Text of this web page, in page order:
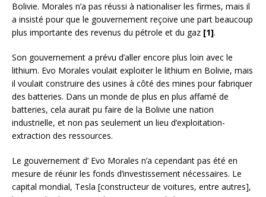
Bolivie. Morales n’a pas réussi à nationaliser les firmes, mais il
a insisté pour que le gouvernement reçoive une part beaucoup
plus importante des revenus du pétrole et du gaz [1].
Son gouvernement a prévu d’aller encore plus loin avec le
lithium. Evo Morales voulait exploiter le lithium en Bolivie, mais
il voulait construire des usines à côté des mines pour fabriquer
des batteries. Dans un monde de plus en plus affamé de
batteries, cela aurait pu faire de la Bolivie une nation
industrielle, et non pas seulement un lieu d’exploitation-
extraction des ressources.
Le gouvernement d’ Evo Morales n’a cependant pas été en
mesure de réunir les fonds d’investissement nécessaires. Le
capital mondial, Tesla [constructeur de voitures, entre autres],